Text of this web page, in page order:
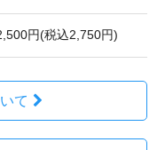
円(税込2,750円)
て